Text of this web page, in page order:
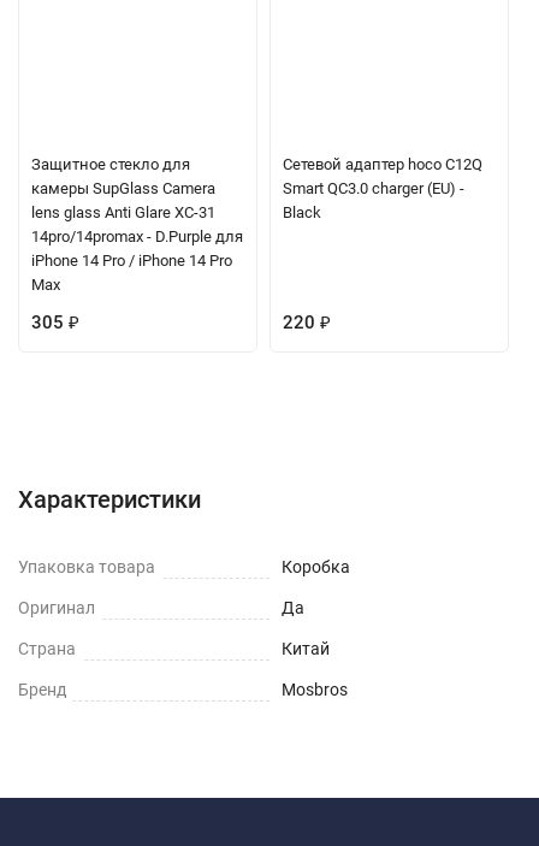
Защитное стекло для
камеры SupGlass Camera
lens glass Anti Glare XC-31
14pro/14promax - D.Purple для
iPhone 14 Pro / iPhone 14 Pro
Max
305 ₽
Сетевой адаптер hoco C12Q
Smart QC3.0 charger (EU) -
Black
220 ₽
Характеристики
Упаковка товара Коробка
Оригинал Да
Страна Китай
Бренд Mosbros